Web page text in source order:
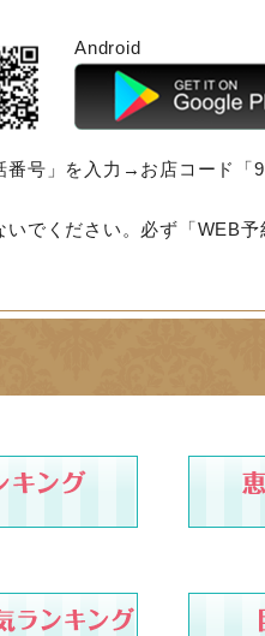
Android
番号」を入力→お店コード
でください。必ず「WEB予